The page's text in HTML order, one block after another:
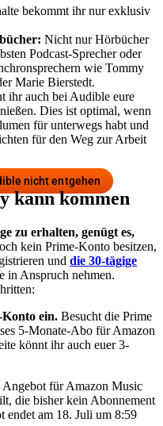
bekommt ihr nur exklusiv
Nicht nur Hörbücher
Podcast-Sprecher oder
wie Tommy
Marie Bierstedt.
ihr auch bei Audible eure
Dies ist optimal, wenn
für unterwegs habt und
für den Weg zur Arbeit
nicht entgehen
kann kommen
zu erhalten, genügt es,
kein Prime-Konto besitzen,
und die 30-tägige
in Anspruch nehmen.
ein. Besucht die Prime
5-Monate-Abo für Amazon
könnt ihr auch euer 3-
Angebot für Amazon Music
die bisher kein Abonnement
endet am 18. Juli um 8:59